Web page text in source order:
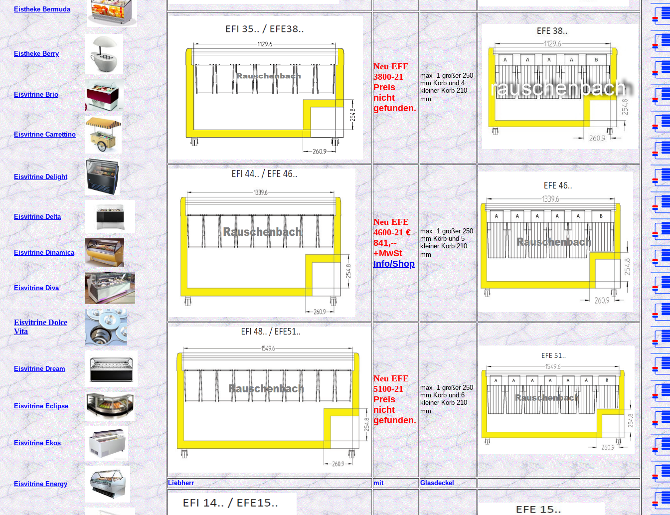
Eistheke Bermuda
Eistheke Berry
Eisvitrine Brio
Eisvitrine Carrettino
Eisvitrine Delight
Eisvitrine Delta
Eisvitrine Dinamica
Eisvitrine Diva
Eisvitrine Dolce
Vita
Eisvitrine Dream
Eisvitrine Eclipse
Eisvitrine Ekos
Eisvitrine Energy
Neu EFE
3800-21
Preis
nicht
gefunden.
max 1 großer 250
mm Körb und 4
kleiner Korb 210
mm
Neu EFE
4600-21€
841,--
+MwSt
Info/Shop
max 1 großer 250
mm Körb und 5
kleiner Korb 210
mm
Neu EFE
5100-21
Preis
nicht
gefunden.
max 1 großer 250
mm Körb und 6
kleiner Korb 210
mm
Liebherr mit Glasdeckel